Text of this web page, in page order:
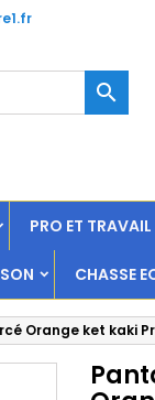

PRO ET
CHASSE
Orange ket kaki